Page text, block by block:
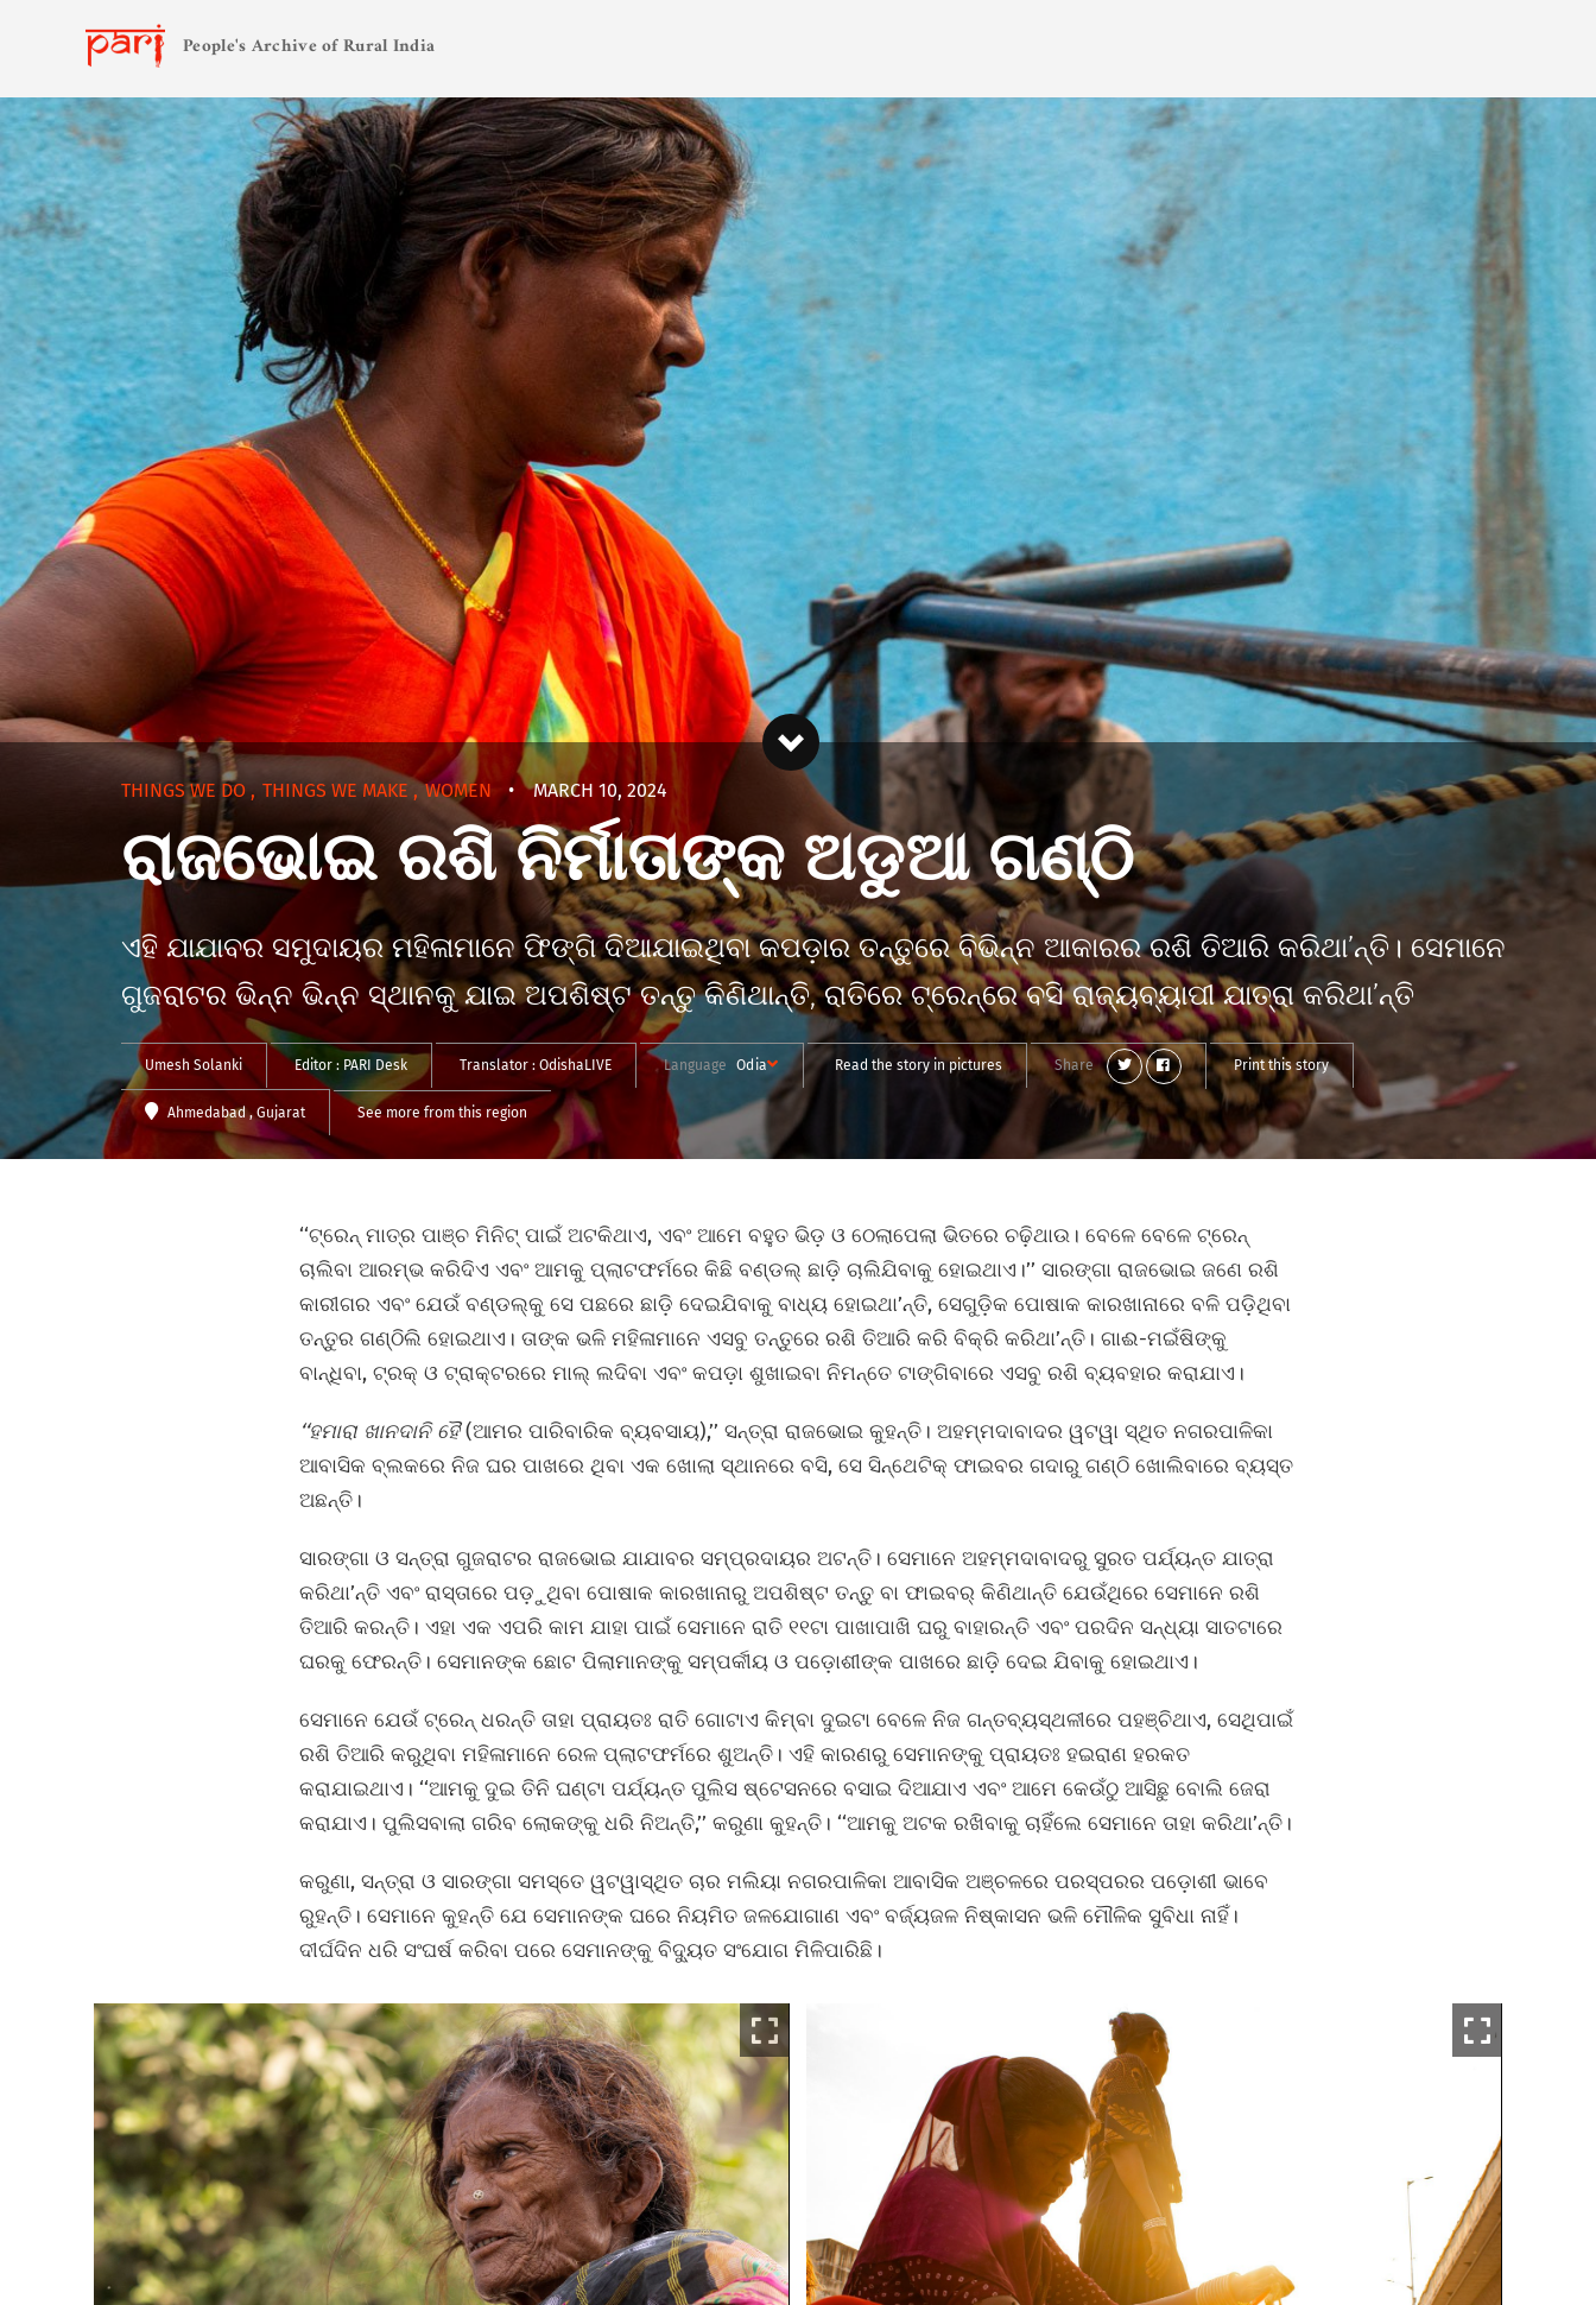
People's Archive of Rural India
THINGS WE DO , THINGS WE MAKE ,WOMEN • MARCH 10, 2024
ରାଜଭୋଇ ରଶି ନିର୍ମାତାଙ୍କ ଅଡୁଆ ଗଣ୍ଠି
ଏହି ଯାଯାବର ସମୁଦାୟର ମହିଳାମାନେ ଫିଙ୍ଗି ଦିଆଯାଇଥିବା କପଡ଼ାର ତନ୍ତୁରେ ବିଭିନ୍ନ ଆକାରର ରଶି ତିଆରି କରିଥା’ନ୍ତି। ସେମାନେ
ଗୁଜରାଟର ଭିନ୍ନ ଭିନ୍ନ ସ୍ଥାନକୁ ଯାଇ ଅପଶିଷ୍ଟ ତନ୍ତୁ କିଣିଥାନ୍ତି, ରାତିରେ ଟ୍ରେନ୍‌ରେ ବସି ରାଜ୍ୟବ୍ୟାପୀ ଯାତ୍ରା କରିଥା’ନ୍ତି
Umesh Solanki Editor : PARI Desk Translator : OdishaLIVE Language Odia Read the story in pictures Share Print this story
Ahmedabad, Gujarat See more from this region
‘‘ଟ୍ରେନ୍‌ ମାତ୍ର ପାଞ୍ଚ ମିନିଟ୍‌ ପାଇଁ ଅଟକିଥାଏ, ଏବଂ ଆମେ ବହୁତ ଭିଡ଼ ଓ ଠେଲାପେଲା ଭିତରେ ଚଢ଼ିଥାଉ। ବେଳେ ବେଳେ ଟ୍ରେନ୍‌
ଚାଲିବା ଆରମ୍ଭ କରିଦିଏ ଏବଂ ଆମକୁ ପ୍ଲାଟଫର୍ମରେ କିଛି ବଣ୍ଡଲ୍‌ ଛାଡ଼ି ଚାଲିଯିବାକୁ ହୋଇଥାଏ।’’ ସାରଙ୍ଗା ରାଜଭୋଇ ଜଣେ ରଶି
କାରୀଗର ଏବଂ ଯେଉଁ ବଣ୍ଡଲ୍‌କୁ ସେ ପଛରେ ଛାଡ଼ି ଦେଇଯିବାକୁ ବାଧ୍ୟ ହୋଇଥା’ନ୍ତି, ସେଗୁଡ଼ିକ ପୋଷାକ କାରଖାନାରେ ବଳି ପଡ଼ିଥିବା
ତନ୍ତୁର ଗଣ୍ଠିଲି ହୋଇଥାଏ। ତାଙ୍କ ଭଳି ମହିଳାମାନେ ଏସବୁ ତନ୍ତୁରେ ରଶି ତିଆରି କରି ବିକ୍ରି କରିଥା’ନ୍ତି। ଗାଈ-ମଇଁଷିଙ୍କୁ
ବାନ୍ଧିବା, ଟ୍ରକ୍‌ ଓ ଟ୍ରାକ୍ଟରରେ ମାଲ୍‌ ଲଦିବା ଏବଂ କପଡ଼ା ଶୁଖାଇବା ନିମନ୍ତେ ଟାଙ୍ଗିବାରେ ଏସବୁ ରଶି ବ୍ୟବହାର କରାଯାଏ।
‘‘ହମାରା ଖାନଦାନି ହୈ(ଆମର ପାରିବାରିକ ବ୍ୟବସାୟ),’’ ସନ୍ତ୍ରା ରାଜଭୋଇ କୁହନ୍ତି। ଅହମ୍ମଦାବାଦର ୱଟୱା ସ୍ଥିତ ନଗରପାଳିକା
ଆବାସିକ ବ୍ଲକରେ ନିଜ ଘର ପାଖରେ ଥିବା ଏକ ଖୋଲା ସ୍ଥାନରେ ବସି, ସେ ସିନ୍ଥେଟିକ୍‌ ଫାଇବର ଗଦାରୁ ଗଣ୍ଠି ଖୋଲିବାରେ ବ୍ୟସ୍ତ
ଅଛନ୍ତି।
ସାରଙ୍ଗା ଓ ସନ୍ତ୍ରା ଗୁଜରାଟର ରାଜଭୋଇ ଯାଯାବର ସମ୍ପ୍ରଦାୟର ଅଟନ୍ତି। ସେମାନେ ଅହମ୍ମଦାବାଦରୁ ସୁରତ ପର୍ଯ୍ୟନ୍ତ ଯାତ୍ରା
କରିଥା’ନ୍ତି ଏବଂ ରାସ୍ତାରେ ପଡ଼ୁଥିବା ପୋଷାକ କାରଖାନାରୁ ଅପଶିଷ୍ଟ ତନ୍ତୁ ବା ଫାଇବର୍‌ କିଣିଥାନ୍ତି ଯେଉଁଥିରେ ସେମାନେ ରଶି
ତିଆରି କରନ୍ତି। ଏହା ଏକ ଏପରି କାମ ଯାହା ପାଇଁ ସେମାନେ ରାତି ୧୧ଟା ପାଖାପାଖି ଘରୁ ବାହାରନ୍ତି ଏବଂ ପରଦିନ ସନ୍ଧ୍ୟା ସାତଟାରେ
ଘରକୁ ଫେରନ୍ତି। ସେମାନଙ୍କ ଛୋଟ ପିଲାମାନଙ୍କୁ ସମ୍ପର୍କୀୟ ଓ ପଡ଼ୋଶୀଙ୍କ ପାଖରେ ଛାଡ଼ି ଦେଇ ଯିବାକୁ ହୋଇଥାଏ।
ସେମାନେ ଯେଉଁ ଟ୍ରେନ୍‌ ଧରନ୍ତି ତାହା ପ୍ରାୟତଃ ରାତି ଗୋଟାଏ କିମ୍ବା ଦୁଇଟା ବେଳେ ନିଜ ଗନ୍ତବ୍ୟସ୍ଥଳୀରେ ପହଞ୍ଚିଥାଏ, ସେଥିପାଇଁ
ରଶି ତିଆରି କରୁଥିବା ମହିଳାମାନେ ରେଳ ପ୍ଲାଟଫର୍ମରେ ଶୁଅନ୍ତି। ଏହି କାରଣରୁ ସେମାନଙ୍କୁ ପ୍ରାୟତଃ ହଇରାଣ ହରକତ
କରାଯାଇଥାଏ। ‘‘ଆମକୁ ଦୁଇ ତିନି ଘଣ୍ଟା ପର୍ଯ୍ୟନ୍ତ ପୁଲିସ ଷ୍ଟେସନରେ ବସାଇ ଦିଆଯାଏ ଏବଂ ଆମେ କେଉଁଠୁ ଆସିଛୁ ବୋଲି ଜେରା
କରାଯାଏ। ପୁଲିସବାଲା ଗରିବ ଲୋକଙ୍କୁ ଧରି ନିଅନ୍ତି,’’ କରୁଣା କୁହନ୍ତି। ‘‘ଆମକୁ ଅଟକ ରଖିବାକୁ ଚାହିଁଲେ ସେମାନେ ତାହା କରିଥା’ନ୍ତି।
କରୁଣା, ସନ୍ତ୍ରା ଓ ସାରଙ୍ଗା ସମସ୍ତେ ୱଟୱାସ୍ଥିତ ଚାର ମଲିୟା ନଗରପାଳିକା ଆବାସିକ ଅଞ୍ଚଳରେ ପରସ୍ପରର ପଡ଼ୋଶୀ ଭାବେ
ରୁହନ୍ତି। ସେମାନେ କୁହନ୍ତି ଯେ ସେମାନଙ୍କ ଘରେ ନିୟମିତ ଜଳଯୋଗାଣ ଏବଂ ବର୍ଜ୍ୟଜଳ ନିଷ୍କାସନ ଭଳି ମୌଳିକ ସୁବିଧା ନାହିଁ।
ଦୀର୍ଘଦିନ ଧରି ସଂଘର୍ଷ କରିବା ପରେ ସେମାନଙ୍କୁ ବିଦ୍ୟୁତ ସଂଯୋଗ ମିଳିପାରିଛି।